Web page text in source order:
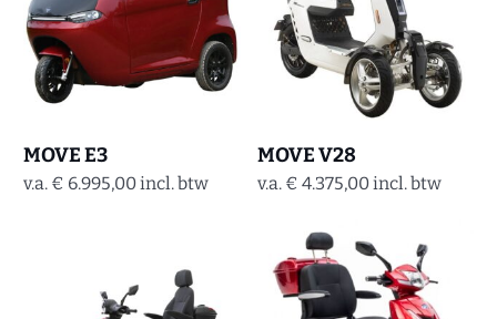
MOVE E3
v.a. € 6.995,00incl. btw
MOVE V28
v.a. € 4.375,00incl. btw